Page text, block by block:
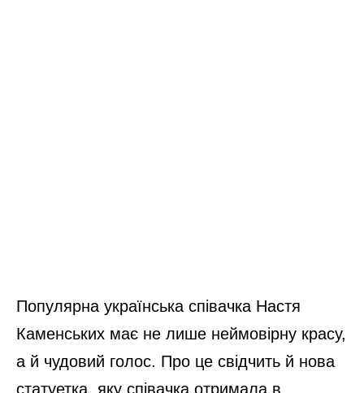
Популярна українська співачка Настя
Каменських має не лише неймовірну красу,
а й чудовий голос. Про це свідчить й нова
статуетка, яку співачка отримала в